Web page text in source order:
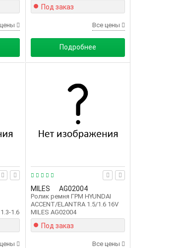
Под заказ
Все цены
Подробнее
1.6
MILES AG02004
Ролик ремня ГРМ HYUNDAI
ACCENT/ELANTRA 1.5/1.6 16V
MILES AG02004
Под заказ
Все цены